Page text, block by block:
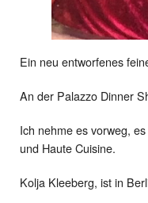
Ein neu entworfenes
An der Palazzo Dinner
Ich nehme es vorweg,
und Haute Cuisine.
Kolja Kleeberg, ist in